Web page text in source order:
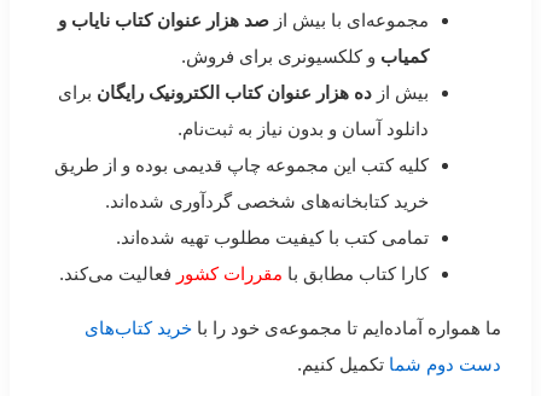
مجموعه‌ای با بیش از صد هزار عنوان کتاب نایاب و
کمیاب و کلکسیونری برای فروش.
بیش از ده هزار عنوان کتاب الکترونیک رایگان برای
دانلود آسان و بدون نیاز به ثبت‌نام.
کلیه کتب این مجموعه چاپ قدیمی بوده و از طریق
خرید کتابخانه‌های شخصی گردآوری شده‌اند.
تمامی کتب با کیفیت مطلوب تهیه شده‌اند.
کارا کتاب مطابق با مقررات کشور فعالیت می‌کند.
ما همواره آماده‌ایم تا مجموعه‌ی خود را با خرید کتاب‌های
دست دوم شما تکمیل کنیم.